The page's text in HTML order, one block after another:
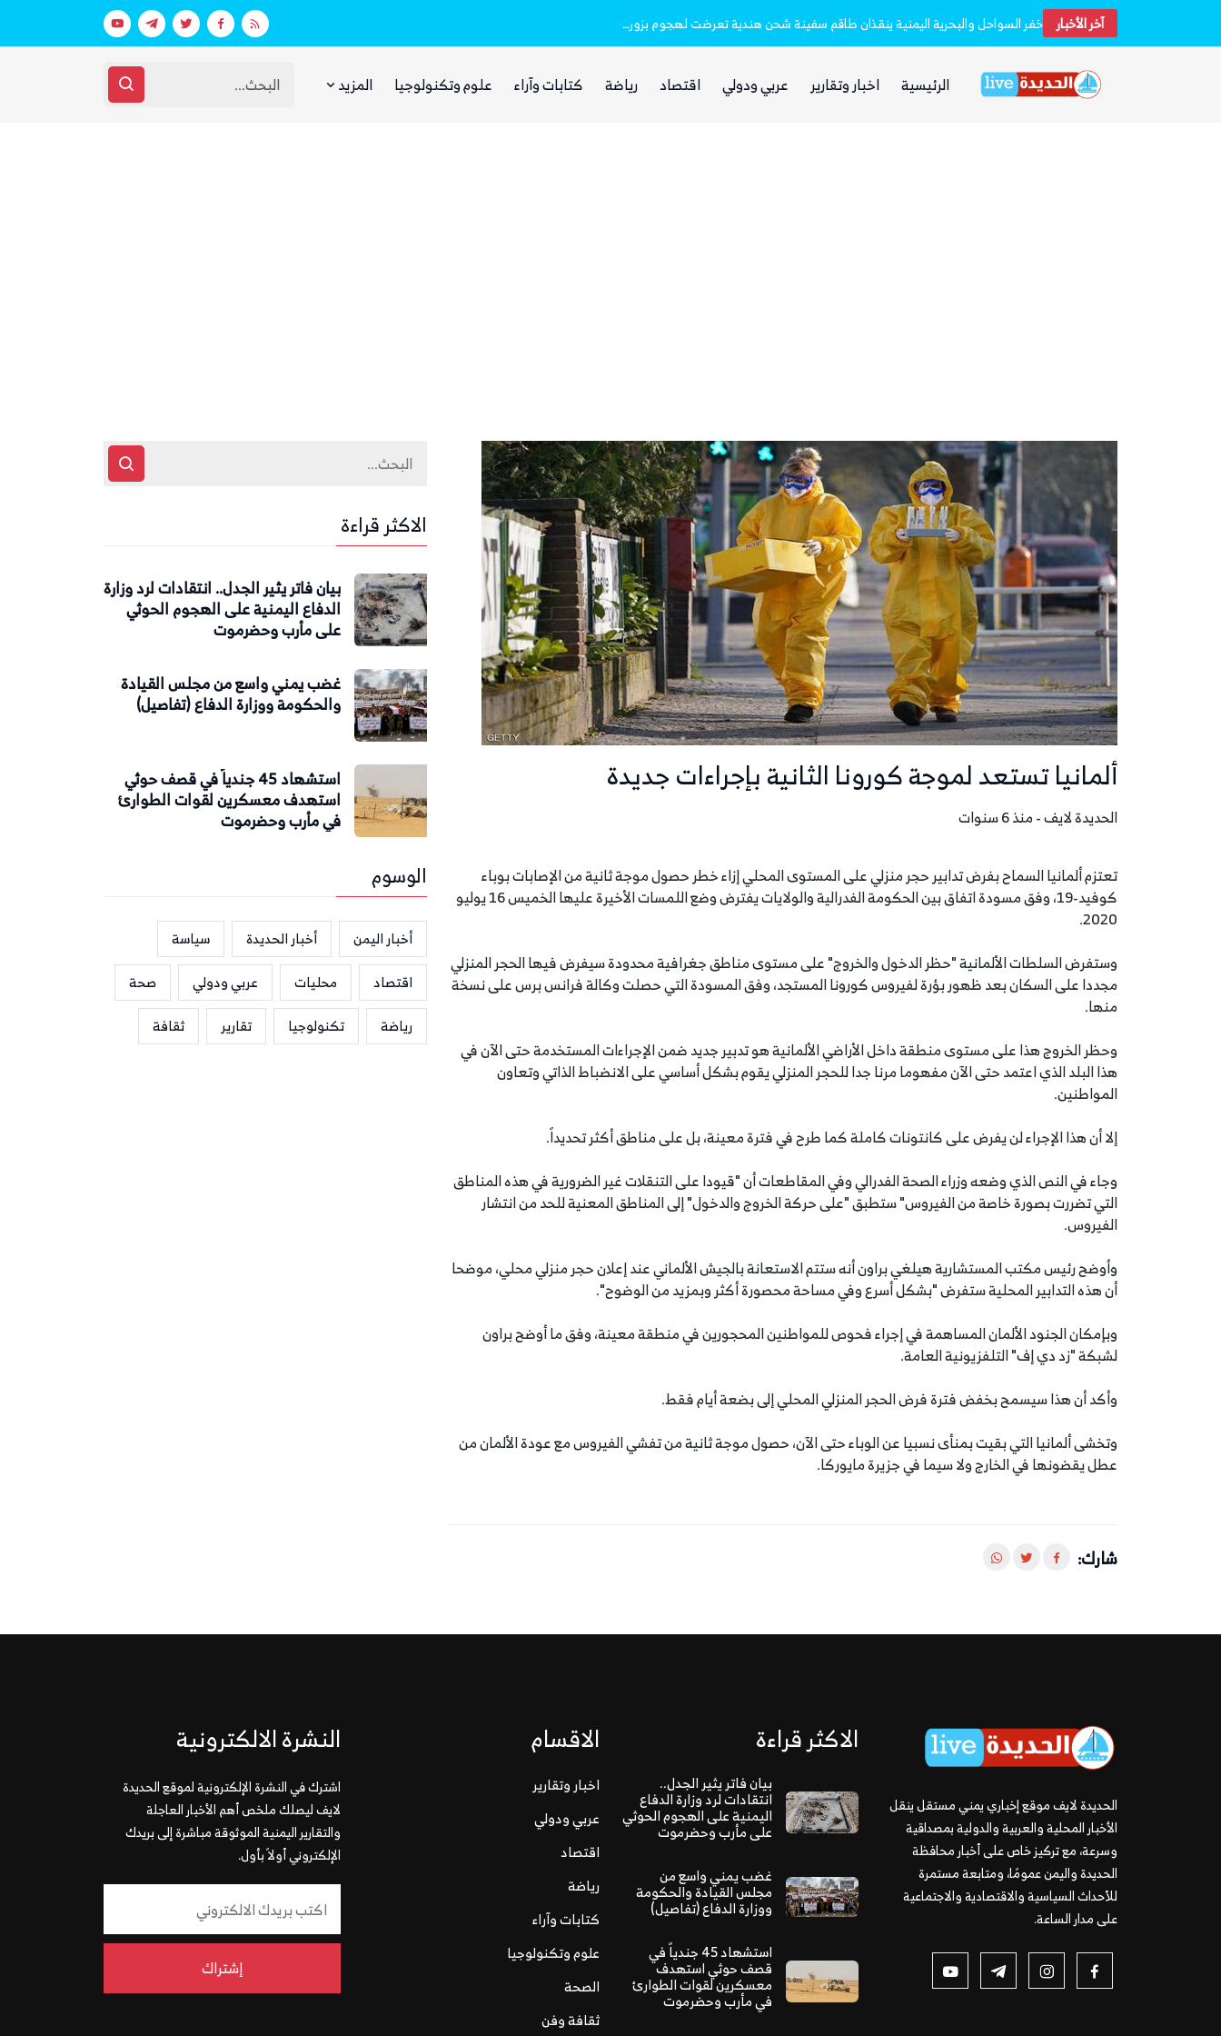
آخر الأخبار خفر السواحل والبحرية اليمنية ينقذان طاقم سفينة شحن هندية تعرضت لهجوم بزورق مفخخ بينما يجوع اليمنيون.. شبكات حوثية
الرئيسية اخبار وتقارير عربي ودولي اقتصاد رياضة كتابات وآراء علوم وتكنولوجيا المزيد
ألمانيا تستعد لموجة كورونا الثانية بإجراءات جديدة
الحديدة لايف - منذ 6 سنوات
تعتزم ألمانيا السماح بفرض تدابير حجر منزلي على المستوى المحلي إزاء خطر حصول موجة ثانية من الإصابات بوباء
كوفيد-19، وفق مسودة اتفاق بين الحكومة الفدرالية والولايات يفترض وضع اللمسات الأخيرة عليها الخميس 16 يوليو
2020.
وستفرض السلطات الألمانية "حظر الدخول والخروج" على مستوى مناطق جغرافية محدودة سيفرض فيها الحجر المنزلي
مجددا على السكان بعد ظهور بؤرة لفيروس كورونا المستجد، وفق المسودة التي حصلت وكالة فرانس برس على نسخة
منها.
وحظر الخروج هذا على مستوى منطقة داخل الأراضي الألمانية هو تدبير جديد ضمن الإجراءات المستخدمة حتى الآن في
هذا البلد الذي اعتمد حتى الآن مفهوما مرنا جدا للحجر المنزلي يقوم بشكل أساسي على الانضباط الذاتي وتعاون
المواطنين.
إلا أن هذا الإجراء لن يفرض على كانتونات كاملة كما طرح في فترة معينة، بل على مناطق أكثر تحديداً.
وجاء في النص الذي وضعه وزراء الصحة الفدرالي وفي المقاطعات أن "قيودا على التنقلات غير الضرورية في هذه المناطق
التي تضررت بصورة خاصة من الفيروس" ستطبق "على حركة الخروج والدخول" إلى المناطق المعنية للحد من انتشار
الفيروس.
وأوضح رئيس مكتب المستشارية هيلغي براون أنه ستتم الاستعانة بالجيش الألماني عند إعلان حجر منزلي محلي، موضحا
أن هذه التدابير المحلية ستفرض "بشكل أسرع وفي مساحة محصورة أكثر وبمزيد من الوضوح".
وبإمكان الجنود الألمان المساهمة في إجراء فحوص للمواطنين المحجورين في منطقة معينة، وفق ما أوضح براون
لشبكة "زد دي إف" التلفزيونية العامة.
وأكد أن هذا سيسمح بخفض فترة فرض الحجر المنزلي المحلي إلى بضعة أيام فقط.
وتخشى ألمانيا التي بقيت بمنأى نسبيا عن الوباء حتى الآن، حصول موجة ثانية من تفشي الفيروس مع عودة الألمان من
عطل يقضونها في الخارج ولا سيما في جزيرة مايوركا.
شارك:
الاكثر قراءة
بيان فاتر يثير الجدل.. انتقادات لرد وزارة
الدفاع اليمنية على الهجوم الحوثي
على مأرب وحضرموت
غضب يمني واسع من مجلس القيادة
والحكومة ووزارة الدفاع (تفاصيل)
استشهاد 45 جندياً في قصف حوثي
استهدف معسكرين لقوات الطوارئ
في مأرب وحضرموت
الوسوم
أخبار اليمن أخبار الحديدة
سياسة
اقتصاد
محليات عربي ودولي
صحة
رياضة
تكنولوجيا تقارير ثقافة
الحديدة لايف موقع إخباري يمني مستقل ينقل
الأخبار المحلية والعربية والدولية بمصداقية
وسرعة، مع تركيز خاص على أخبار محافظة
الحديدة واليمن عمومًا، ومتابعة مستمرة
للأحداث السياسية والاقتصادية والاجتماعية
على مدار الساعة.
الاكثر قراءة
بيان فاتر يثير الجدل..
انتقادات لرد وزارة الدفاع
اليمنية على الهجوم الحوثي
على مأرب وحضرموت
غضب يمني واسع من
مجلس القيادة والحكومة
ووزارة الدفاع (تفاصيل)
استشهاد 45 جندياً في
قصف حوثي استهدف
معسكرين لقوات الطوارئ
في مأرب وحضرموت
الاقسام
اخبار وتقارير
عربي ودولي
اقتصاد
رياضة
كتابات وآراء
علوم وتكنولوجيا
الصحة
ثقافة وفن
النشرة الالكترونية
اشترك في النشرة الإلكترونية لموقع الحديدة
لايف ليصلك ملخص أهم الأخبار العاجلة
والتقارير اليمنية الموثوقة مباشرة إلى بريدك
الإلكتروني أولاً بأول.
إشتراك